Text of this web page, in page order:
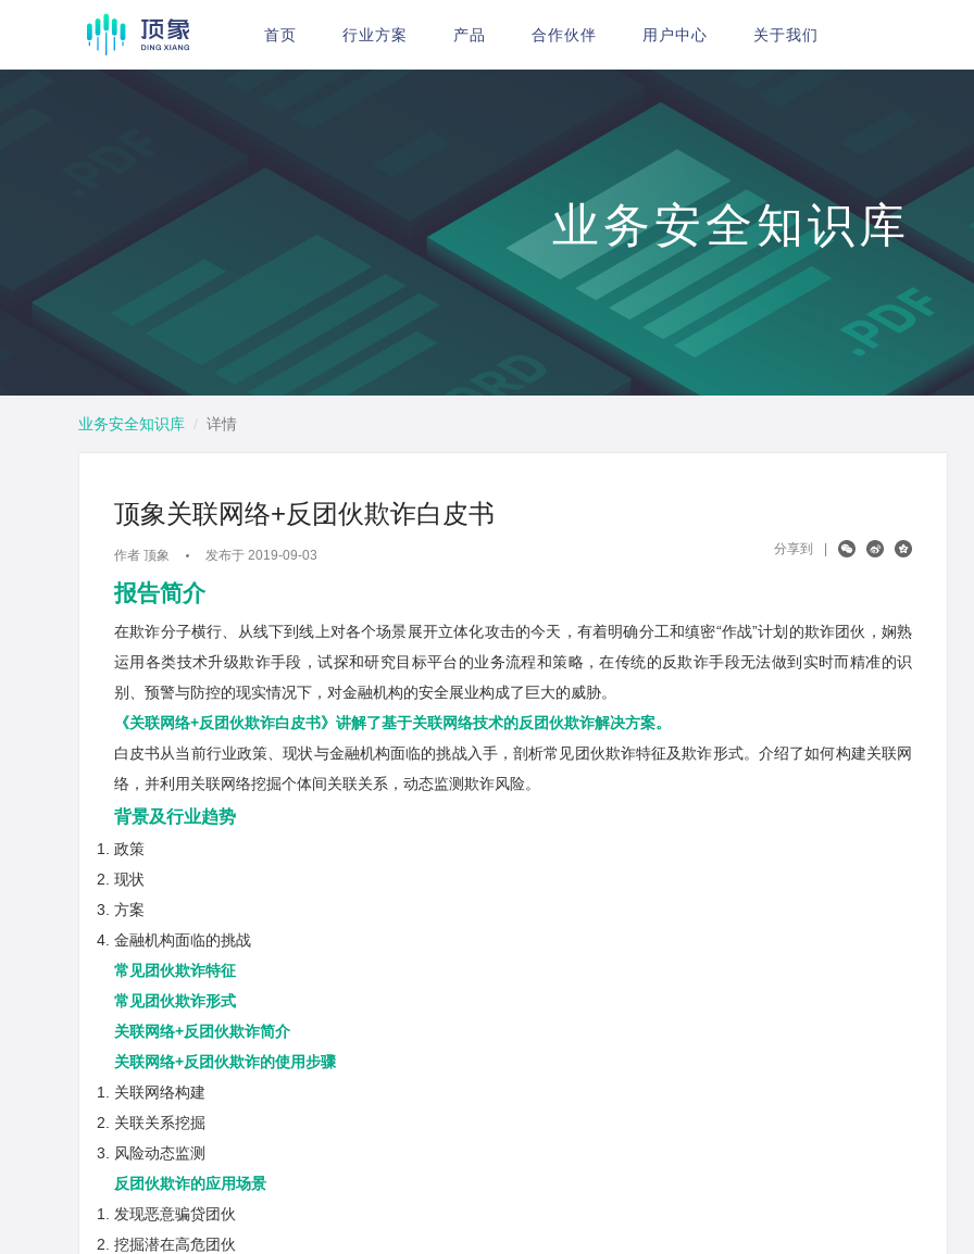
首页 行业方案 产品 合作伙伴 用户中心 关于我们
业务安全知识库
业务安全知识库 / 详情
顶象关联网络+反团伙欺诈白皮书
作者 顶象 发布于 2019-09-03 分享到
报告简介
在欺诈分子横行、从线下到线上对各个场景展开立体化攻击的今天，有着明确分工和缜密“作战”计划的欺诈团伙，娴熟
运用各类技术升级欺诈手段，试探和研究目标平台的业务流程和策略，在传统的反欺诈手段无法做到实时而精准的识
别、预警与防控的现实情况下，对金融机构的安全展业构成了巨大的威胁。
《关联网络+反团伙欺诈白皮书》讲解了基于关联网络技术的反团伙欺诈解决方案。
白皮书从当前行业政策、现状与金融机构面临的挑战入手，剖析常见团伙欺诈特征及欺诈形式。介绍了如何构建关联网
络，并利用关联网络挖掘个体间关联关系，动态监测欺诈风险。
背景及行业趋势
政策
现状
方案
金融机构面临的挑战
常见团伙欺诈特征
常见团伙欺诈形式
关联网络+反团伙欺诈简介
关联网络+反团伙欺诈的使用步骤
关联网络构建
关联关系挖掘
风险动态监测
反团伙欺诈的应用场景
发现恶意骗贷团伙
挖掘潜在高危团伙